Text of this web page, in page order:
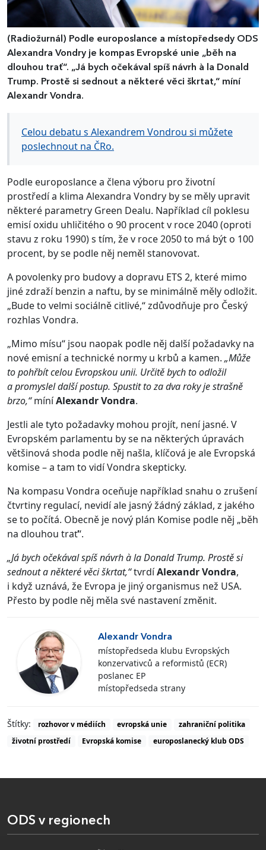
(Radiožurnál) Podle europoslance a místopředsedy ODS
Alexandra Vondry je kompas Evropské unie „běh na
dlouhou trať“. „Já bych očekával spíš návrh à la Donald
Trump. Prostě si sednout a některé věci škrtat,“ míní
Alexandr Vondra.
Celou debatu s Alexandrem Vondrou si můžete
poslechnout na ČRo.
Podle europoslance a člena výboru pro životní
prostředí a klima Alexandra Vondry by se měly upravit
některé parametry Green Dealu. Například cíl poklesu
emisí oxidu uhličitého o 90 procent v roce 2040 (oproti
stavu z roku 1990) s tím, že v roce 2050 to má být o 100
procent, by se podle něj neměl stanovovat.
A povolenky pro budovy a dopravu ETS 2, které mimo
jiné zdraží benzin a naftu, by se minimálně měly odložit.
„Bude to velmi sociálně citlivé,“ zdůvodňuje pro Český
rozhlas Vondra.
„Mimo mísu“ jsou naopak podle něj další požadavky na
nové emisní a technické normy u krbů a kamen. „Může
to pohřbít celou Evropskou unii. Určitě bych to odložil
a promyslel další postup. Spustit to za dva roky je strašně
brzo,“míníAlexandr Vondra.
Jestli ale tyto požadavky mohou projít, není jasné. V
Evropském parlamentu by se na některých úpravách
většinová shoda podle něj našla, klíčová je ale Evropská
komise – a tam to vidí Vondra skepticky.
Na kompasu Vondra oceňuje například snahu o zrušení
čtvrtiny regulací, nevidí ale jasný žádný základ, z jakého
se to počítá. Obecně je nový plán Komise podle něj „běh
na dlouhou trať“.
„Já bych očekával spíš návrh à la Donald Trump. Prostě si
sednout a některé věci škrtat,“tvrdíAlexandr Vondra,
i když uznává, že Evropa je jiný organismus než USA.
Přesto by podle něj měla své nastavení změnit.
Alexandr Vondra
místopředseda klubu Evropských
konzervativců a reformistů (ECR)
poslanec EP
místopředseda strany
Štítky: rozhovor v médiích evropská unie
zahraniční politika
životní prostředí
Evropská komise europoslanecký klub ODS
ODS v regionech